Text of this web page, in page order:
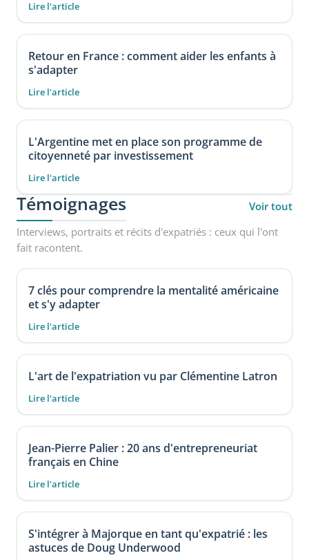
Lire l'article
Retour en France : comment aider les enfants à
s'adapter
Lire l'article
L'Argentine met en place son programme de
citoyenneté par investissement
Lire l'article
Témoignages
Voir tout
Interviews, portraits et récits d'expatriés : ceux qui l'ont
fait racontent.
7 clés pour comprendre la mentalité américaine
et s'y adapter
Lire l'article
L'art de l'expatriation vu par Clémentine Latron
Lire l'article
Jean-Pierre Palier : 20 ans d'entrepreneuriat
français en Chine
Lire l'article
S'intégrer à Majorque en tant qu'expatrié : les
astuces de Doug Underwood